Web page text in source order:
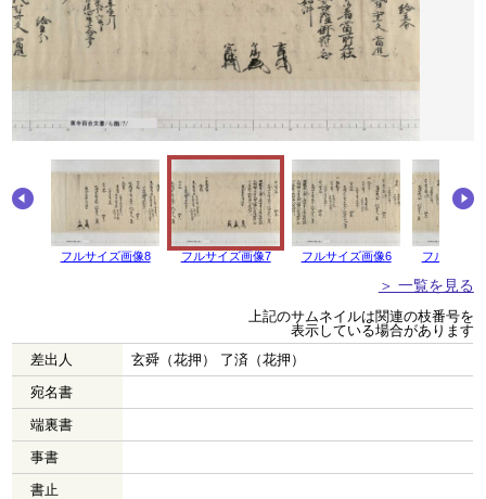
フルサイズ画像8 フルサイズ画像7 フルサイズ画像6 フルサイズ
＞ 一覧を見る
上記のサムネイルは関連の枝番号を
表示している場合があります
差出人
玄舜（花押） 了済（花押）
宛名書
端裏書
事書
書止